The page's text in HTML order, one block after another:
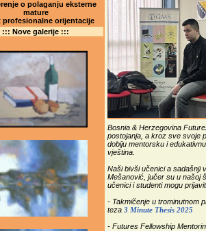
o polaganju eksterne
mature
profesionalne orijentacije
::: Nove galerije :::
Bosnia & Herzegovina
postojanja, a kroz sve svoje
dobiju mentorsku i
vještina.
Naši bivši učenici a sadašnji
Mešanović, jučer su u našoj
učenici i studenti mogu
- Takmičenje u trominutnom
teza 3 Minute Thesis 2025
- Futures Fellowship